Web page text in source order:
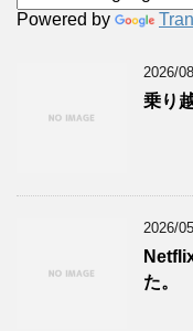
Powered by
2026/
乗り
2026/
た。